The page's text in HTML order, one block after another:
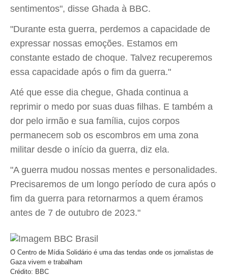
sentimentos", disse Ghada à BBC.
"Durante esta guerra, perdemos a capacidade de
expressar nossas emoções. Estamos em
constante estado de choque. Talvez recuperemos
essa capacidade após o fim da guerra."
Até que esse dia chegue, Ghada continua a
reprimir o medo por suas duas filhas. E também a
dor pelo irmão e sua família, cujos corpos
permanecem sob os escombros em uma zona
militar desde o início da guerra, diz ela.
"A guerra mudou nossas mentes e personalidades.
Precisaremos de um longo período de cura após o
fim da guerra para retornarmos a quem éramos
antes de 7 de outubro de 2023."
O Centro de Mídia Solidário é uma das tendas onde os jornalistas de
Gaza vivem e trabalham
Crédito: BBC